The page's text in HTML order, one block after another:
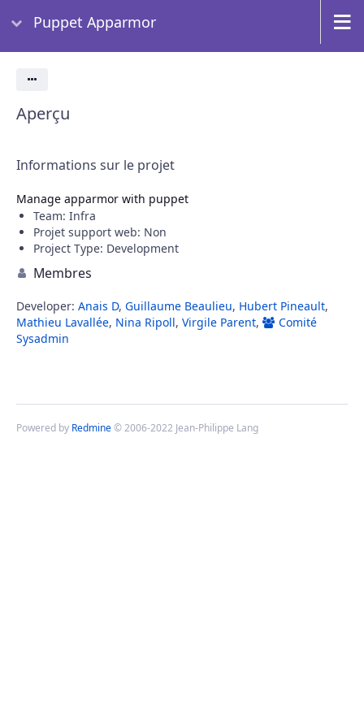
Puppet Apparmor
Aperçu
Informations sur le projet
Manage apparmor with puppet
Team: Infra
Projet support web: Non
Project Type: Development
Membres
Developer: Anais D, Guillaume Beaulieu, Hubert Pineault,
Mathieu Lavallée, Nina Ripoll, Virgile Parent,
Comité
Sysadmin
Powered by Redmine© 2006-2022 Jean-Philippe Lang